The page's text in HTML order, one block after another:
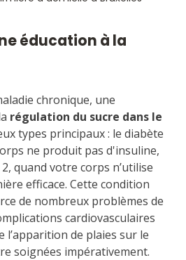
éducation à la
chronique, une
régulation du sucre dans le
types principaux : le diabète
ne produit pas d'insuline,
quand votre corps n’utilise
efficace. Cette condition
de nombreux problèmes de
cardiovasculaires
l’apparition de plaies sur le
soignées impérativement.